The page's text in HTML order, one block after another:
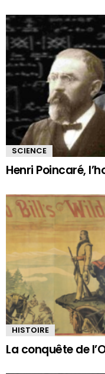
SCIENCE
Henri Poincaré,
HISTOIRE
La conquête de